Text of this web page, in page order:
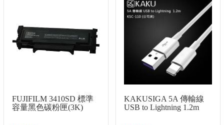
FUJIFILM 3410SD 標準
容量黑色碳粉匣(3K)
KAKUSIGA 5A 傳輸線
USB to Lightning 1.2m